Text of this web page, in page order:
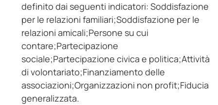
definito dai seguenti indicatori: Soddisfazione
per le relazioni familiari;Soddisfazione per le
relazioni amicali;Persone su cui
contare;Partecipazione
sociale;Partecipazione civica e politica;Attività
di volontariato;Finanziamento delle
associazioni;Organizzazioni non profit;Fiducia
generalizzata.